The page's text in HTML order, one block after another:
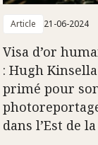
Article 21-06-2024
Visa d’or
: Hugh
primé pour
dans l’Est de la